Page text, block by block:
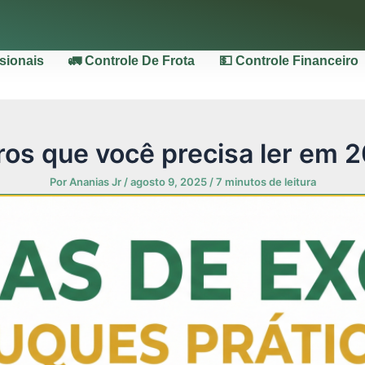
🚛 Controle De Frota 💵 Controle Financeiro
que você precisa ler em
PorAnanias Jr /agosto 9, 2025 /7 minutos de leitura